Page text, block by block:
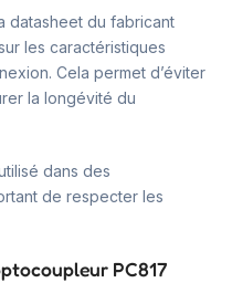
datasheet du fabricant
les caractéristiques
Cela permet d’éviter
la longévité du
dans des
de respecter les
PC817